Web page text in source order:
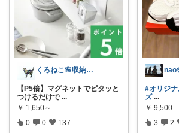
くろねこ🌸収納＆キッチン整理
【P5倍】マグネットでピタッと
つけるだけで ...
￥ 1,650～
0 0 137
#オリジ
ズ ...
￥ 9,500
3 2